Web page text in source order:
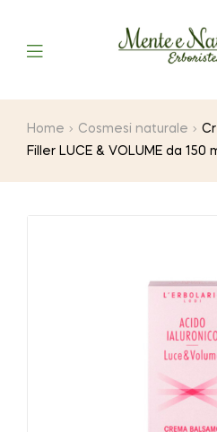
Home Cosmesi naturale
Filler LUCE & VOLUME da 150